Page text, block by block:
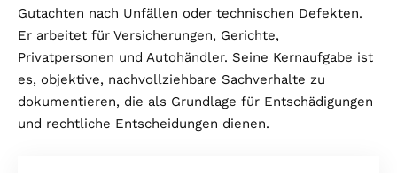
Gutachten nach Unfällen oder technischen Defekten.
Er arbeitet für Versicherungen, Gerichte,
Privatpersonen und Autohändler. Seine Kernaufgabe ist
es, objektive, nachvollziehbare Sachverhalte zu
dokumentieren, die als Grundlage für Entschädigungen
und rechtliche Entscheidungen dienen.